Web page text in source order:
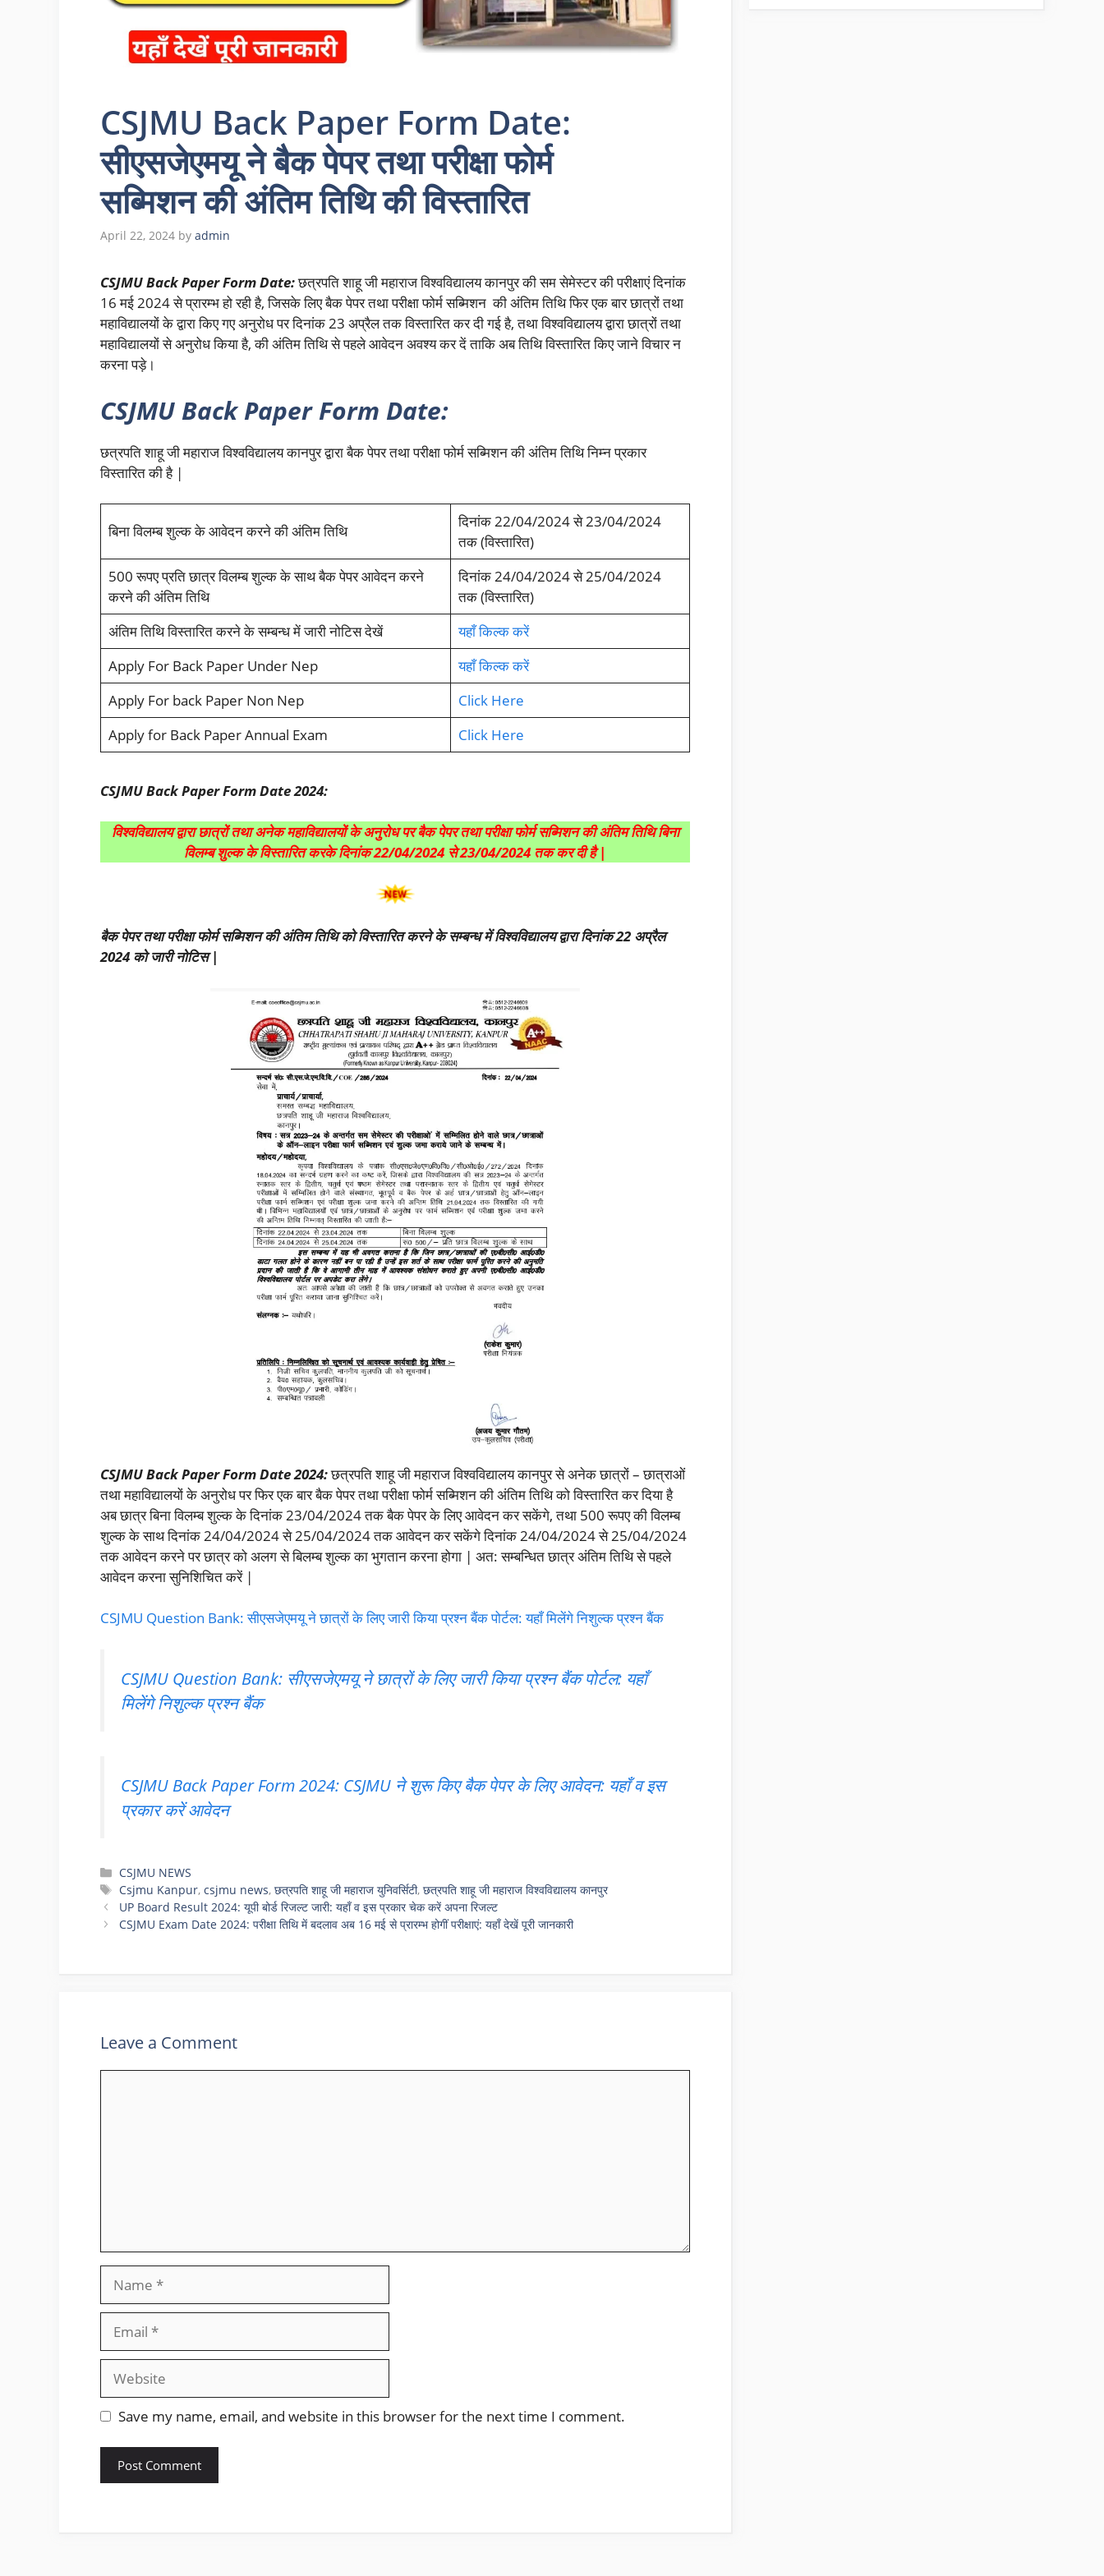
CSJMU Back Paper Form Date:
सीएसजेएमयू ने बैक पेपर तथा परीक्षा फोर्म
सब्मिशन की अंतिम तिथि की विस्तारित
April 22, 2024 by admin
CSJMU Back Paper Form Date:छत्रपति शाहू जी महाराज विश्वविद्यालय कानपुर की सम सेमेस्टर की परीक्षाएं दिनांक
16 मई 2024 से प्रारम्भ हो रही है, जिसके लिए बैक पेपर तथा परीक्षा फोर्म सब्मिशन की अंतिम तिथि फिर एक बार छात्रों तथा
महाविद्यालयों के द्वारा किए गए अनुरोध पर दिनांक 23 अप्रैल तक विस्तारित कर दी गई है, तथा विश्वविद्यालय द्वारा छात्रों तथा
महाविद्यालयों से अनुरोध किया है, की अंतिम तिथि से पहले आवेदन अवश्य कर दें ताकि अब तिथि विस्तारित किए जाने विचार न
करना पड़े।
CSJMU Back Paper Form Date:
छत्रपति शाहू जी महाराज विश्वविद्यालय कानपुर द्वारा बैक पेपर तथा परीक्षा फोर्म सब्मिशन की अंतिम तिथि निम्न प्रकार
विस्तारित की है |
बिना विलम्ब शुल्क के आवेदन करने की अंतिम तिथि
दिनांक 22/04/2024 से 23/04/2024
तक (विस्तारित)
500 रूपए प्रति छात्र विलम्ब शुल्क के साथ बैक पेपर आवेदन करने
करने की अंतिम तिथि
दिनांक 24/04/2024 से 25/04/2024
तक (विस्तारित)
अंतिम तिथि विस्तारित करने के सम्बन्ध में जारी नोटिस देखें
यहाँ किल्क करें
Apply For Back Paper Under Nep
यहाँ किल्क करें
Apply For back Paper Non Nep
Click Here
Apply for Back Paper Annual Exam
Click Here
CSJMU Back Paper Form Date 2024:
विश्वविद्यालय द्वारा छात्रों तथा अनेक महाविद्यालयों के अनुरोध पर बैक पेपर तथा परीक्षा फोर्म सब्मिशन की अंतिम तिथि बिना
विलम्ब शुल्क के विस्तारित करके दिनांक 22/04/2024 से 23/04/2024 तक कर दी है |
बैक पेपर तथा परीक्षा फोर्म सब्मिशन की अंतिम तिथि को विस्तारित करने के सम्बन्ध में विश्वविद्यालय द्वारा दिनांक 22 अप्रैल
2024 को जारी नोटिस |
CSJMU Back Paper Form Date 2024:छत्रपति शाहू जी महाराज विश्वविद्यालय कानपुर से अनेक छात्रों – छात्राओं
तथा महाविद्यालयों के अनुरोध पर फिर एक बार बैक पेपर तथा परीक्षा फोर्म सब्मिशन की अंतिम तिथि को विस्तारित कर दिया है
अब छात्र बिना विलम्ब शुल्क के दिनांक 23/04/2024 तक बैक पेपर के लिए आवेदन कर सकेंगे, तथा 500 रूपए की विलम्ब
शुल्क के साथ दिनांक 24/04/2024 से 25/04/2024 तक आवेदन कर सकेंगे दिनांक 24/04/2024 से 25/04/2024
तक आवेदन करने पर छात्र को अलग से बिलम्ब शुल्क का भुगतान करना होगा | अत: सम्बन्धित छात्र अंतिम तिथि से पहले
आवेदन करना सुनिशिचित करें |
CSJMU Question Bank: सीएसजेएमयू ने छात्रों के लिए जारी किया प्रश्न बैंक पोर्टल: यहाँ मिलेंगे निशुल्क प्रश्न बैंक
CSJMU Question Bank: सीएसजेएमयू ने छात्रों के लिए जारी किया प्रश्न बैंक पोर्टल: यहाँ
मिलेंगे निशुल्क प्रश्न बैंक
CSJMU Back Paper Form 2024: CSJMU ने शुरू किए बैक पेपर के लिए आवेदन: यहाँ व इस
प्रकार करें आवेदन
Categories
CSJMU NEWS
Tags
Csjmu Kanpur,csjmu news,छत्रपति शाहू जी महाराज युनिवर्सिटी,छत्रपति शाहू जी महाराज विश्वविद्यालय कानपुर
UP Board Result 2024: यूपी बोर्ड रिजल्ट जारी: यहाँ व इस प्रकार चेक करें अपना रिजल्ट
CSJMU Exam Date 2024: परीक्षा तिथि में बदलाव अब 16 मई से प्रारम्भ होगीं परीक्षाएं: यहाँ देखें पूरी जानकारी
Leave a Comment
Website
Save my name, email, and website in this browser for the next time I comment.